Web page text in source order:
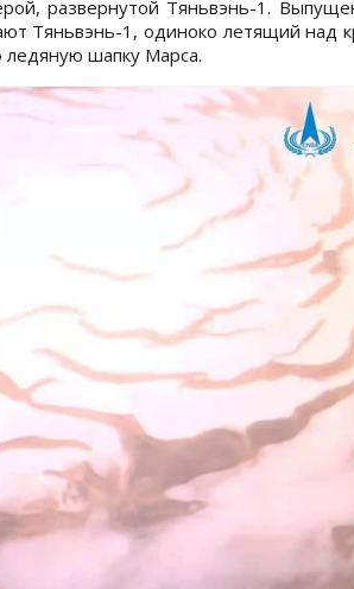
развернутой Тяньвэнь-1.
Тяньвэнь-1, одиноко летящий над
шапку Марса.